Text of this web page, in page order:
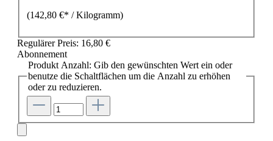
(142,80 €* / Kilogramm)
Regulärer Preis: 16,80 €
Abonnement
Produkt Anzahl: Gib den gewünschten Wert ein oder
benutze die Schaltflächen um die Anzahl zu erhöhen
oder zu reduzieren.